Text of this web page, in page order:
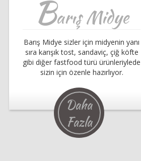
Barış Midye
Barış Midye sizler için midyenin yanı
sıra karışık tost, sandaviç, çiğ köfte
gibi diğer fastfood türü ürünleriylede
sizin için özenle hazırlıyor.
Daha
Fazla